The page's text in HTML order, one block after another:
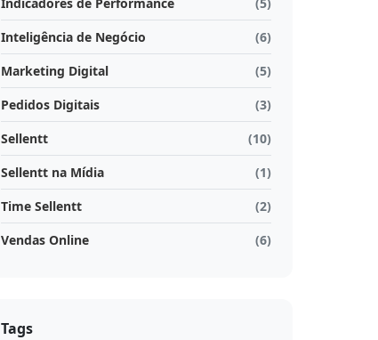
Inteligência de Negócio
(6)
Marketing Digital
(5)
Pedidos Digitais
(3)
Sellentt
(10)
Sellentt na Mídia
(1)
Time Sellentt
(2)
Vendas Online
(6)
Tags